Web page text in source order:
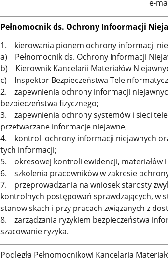
e-
Pełnomocnik ds. Ochrony Infoormacji
1. kierowania pionem ochrony informacji
a) Pełnomocnik ds. Ochrony Informacji
b) Kierownik Kancelarii Materiałów
c) Inspektor Bezpieczeństwa
2. zapewnienia ochrony informacji
bezpieczeństwa fizycznego;
3. zapewnienia ochrony systemów i sieci
przetwarzane informacje niejawne;
4. kontroli ochrony informacji niejawnych
tych informacji;
5. okresowej kontroli ewidencji, materiałów
6. szkolenia pracowników w zakresie
7. przeprowadzania na wniosek starosty
kontrolnych postępowań sprawdzających, w
stanowiskach i przy pracach związanych z
8. zarządzania ryzykiem bezpieczeństwa
szacowanie ryzyka.
Podległa Pełnomocnikowi Kancelaria